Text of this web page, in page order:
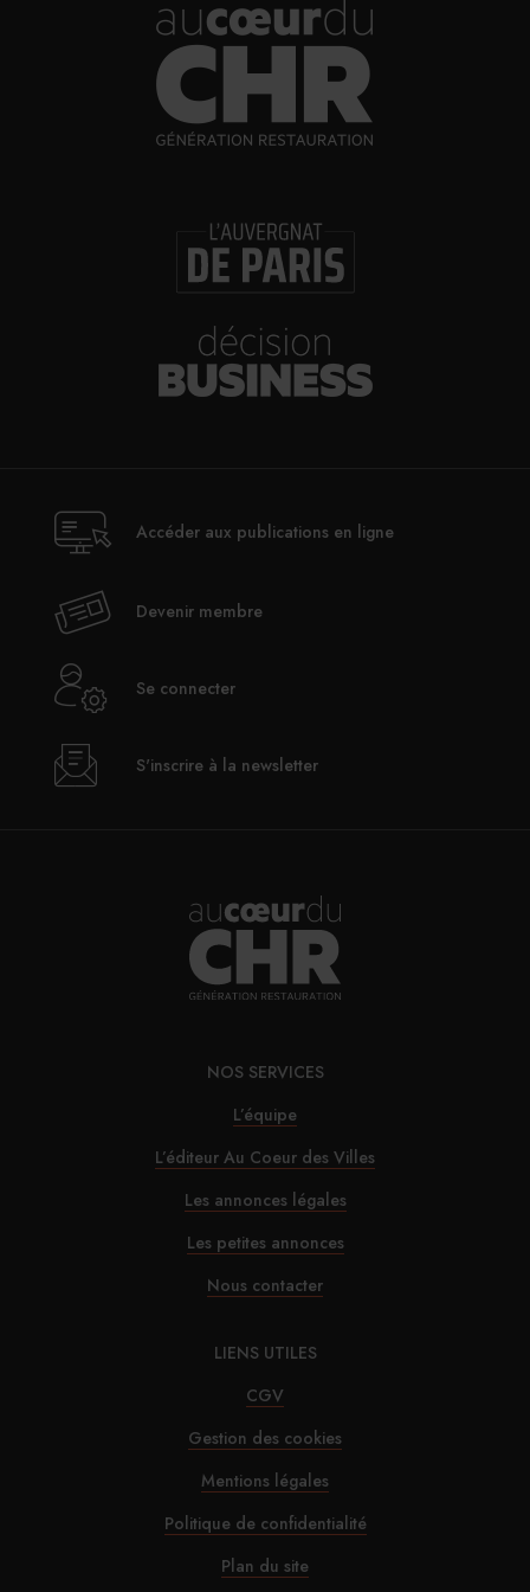
Accéder aux publications en ligne
Devenir membre
Se connecter
S'inscrire à la newsletter
NOS SERVICES
L’équipe
L’éditeur Au Coeur des Villes
Les annonces légales
Les petites annonces
Nous contacter
LIENS UTILES
CGV
Gestion des cookies
Mentions légales
Politique de confidentialité
Plan du site